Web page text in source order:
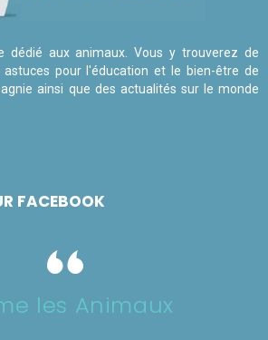
dédié aux animaux. Vous y trouverez de
pour l'éducation et le bien-être de
ainsi que des actualités sur le monde
FACEBOOK
les Animaux